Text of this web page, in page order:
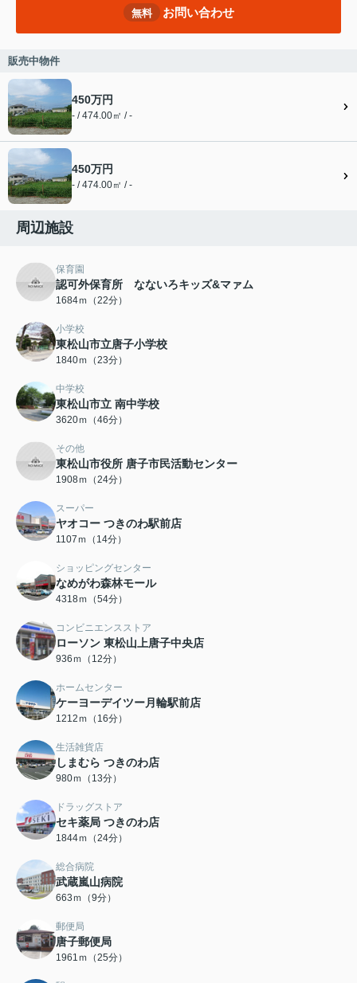
無料 お問い合わせ
販売中物件
450万円
- / 474.00㎡ / -
450万円
- / 474.00㎡ / -
周辺施設
保育園
認可外保育所 なないろキッズ&マァム
1684ｍ（22分）
小学校
東松山市立唐子小学校
1840ｍ（23分）
中学校
東松山市立 南中学校
3620ｍ（46分）
その他
東松山市役所 唐子市民活動センター
1908ｍ（24分）
スーパー
ヤオコー つきのわ駅前店
1107ｍ（14分）
ショッピングセンター
なめがわ森林モール
4318ｍ（54分）
コンビニエンスストア
ローソン 東松山上唐子中央店
936ｍ（12分）
ホームセンター
ケーヨーデイツー月輪駅前店
1212ｍ（16分）
生活雑貨店
しまむら つきのわ店
980ｍ（13分）
ドラッグストア
セキ薬局 つきのわ店
1844ｍ（24分）
総合病院
武蔵嵐山病院
663ｍ（9分）
郵便局
唐子郵便局
1961ｍ（25分）